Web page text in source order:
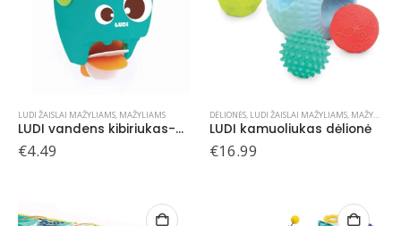
LUDI ŽAISLAI MAŽYLIAMS, MAŽYLIAMS
LUDI vandens kibiriukas-malūnėlis
€4.49
DĖLIONĖS, LUDI ŽAISLAI MAŽYLIAMS, MAŽYLIAMS
LUDI kamuoliukas dėlionė
€16.99